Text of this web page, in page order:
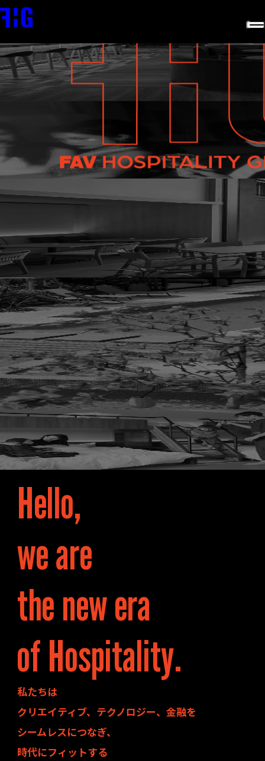
Hello,
we are
the new era
of Hospitality.
私たちは
クリエイティブ、テクノロジー、金融を
シームレスにつなぎ、
時代にフィットする